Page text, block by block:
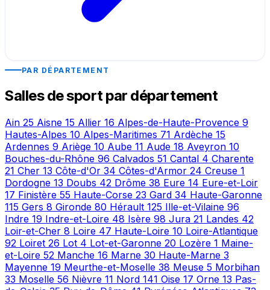
PAR DÉPARTEMENT
Salles de sport par département
Ain 25 Aisne 15 Allier 16 Alpes-de-Haute-Provence 9
Hautes-Alpes 10 Alpes-Maritimes 71 Ardèche 15
Ardennes 9 Ariège 10 Aube 11 Aude 18 Aveyron 10
Bouches-du-Rhône 96 Calvados 51 Cantal 4 Charente
21 Cher 13 Côte-d'Or 34 Côtes-d'Armor 24 Creuse 1
Dordogne 13 Doubs 42 Drôme 38 Eure 14 Eure-et-Loir
17 Finistère 55 Haute-Corse 23 Gard 34 Haute-Garonne
115 Gers 8 Gironde 80 Hérault 125 Ille-et-Vilaine 96
Indre 19 Indre-et-Loire 48 Isère 98 Jura 21 Landes 42
Loir-et-Cher 8 Loire 47 Haute-Loire 10 Loire-Atlantique
92 Loiret 26 Lot 4 Lot-et-Garonne 20 Lozère 1 Maine-
et-Loire 52 Manche 16 Marne 30 Haute-Marne 3
Mayenne 19 Meurthe-et-Moselle 38 Meuse 5 Morbihan
33 Moselle 56 Nièvre 11 Nord 141 Oise 17 Orne 13 Pas-